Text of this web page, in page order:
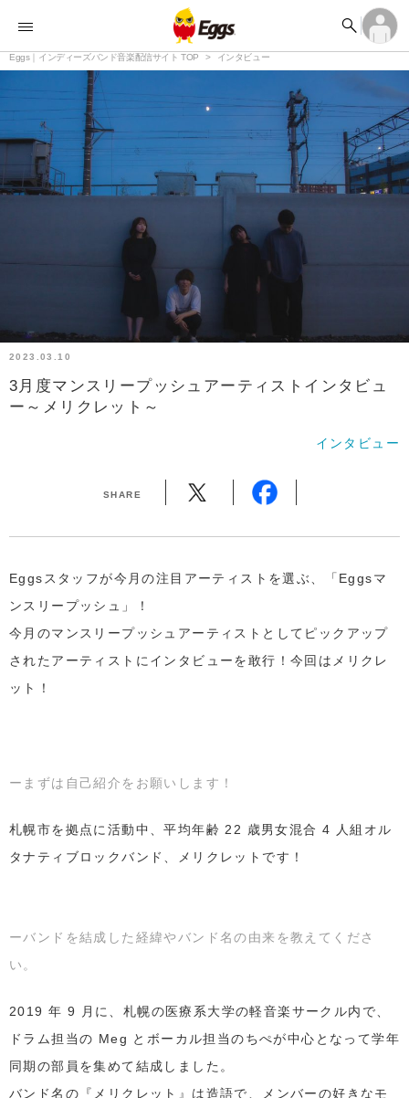


ランキング 
記事 

楽曲アップロード 
ログイン
アカウント登録
ログイン
アカウント登録
Eggs｜インディーズバンド音楽配信サイト TOP インタビュー
2023.03.10
3月度マンスリープッシュアーティストインタビュ
ー～メリクレット～
インタビュー
SHARE
Eggsスタッフが今月の注目アーティストを選ぶ、「Eggsマ
ンスリープッシュ」！
今月のマンスリープッシュアーティストとしてピックアップ
されたアーティストにインタビューを敢行！今回はメリクレ
ット！
ーまずは自己紹介をお願いします！
札幌市を拠点に活動中、平均年齢 22 歳男女混合 4 人組オル
タナティブロックバンド、メリクレットです！
ーバンドを結成した経緯やバンド名の由来を教えてくださ
い。
2019 年 9 月に、札幌の医療系大学の軽音楽サークル内で、
ドラム担当の Meg とボーカル担当のちぺが中心となって学年
同期の部員を集めて結成しました。
バンド名の『メリクレット』は造語で、メンバーの好きなモ